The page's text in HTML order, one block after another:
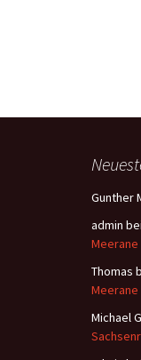
Gunther
admin bei
Meerane
Thomas
Meerane
Michael